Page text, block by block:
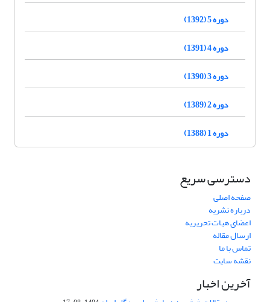
دوره 5 (1392)
دوره 4 (1391)
دوره 3 (1390)
دوره 2 (1389)
دوره 1 (1388)
دسترسی سریع
صفحه اصلی
درباره نشریه
اعضای هیات تحریریه
ارسال مقاله
تماس با ما
نقشه سایت
آخرین اخبار